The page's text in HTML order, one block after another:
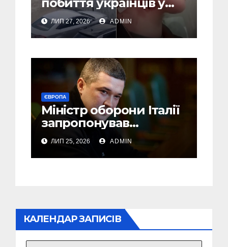
Польші: перші
затримання (Відео,
Фото)
ЛИП 27, 2026 ADMIN
ЄВРОПА
Міністр оборони Італії
запропонував
Федорову стати його
радником
ЛИП 25, 2026 ADMIN
КАЛЕНДАР ЗАПИСІВ